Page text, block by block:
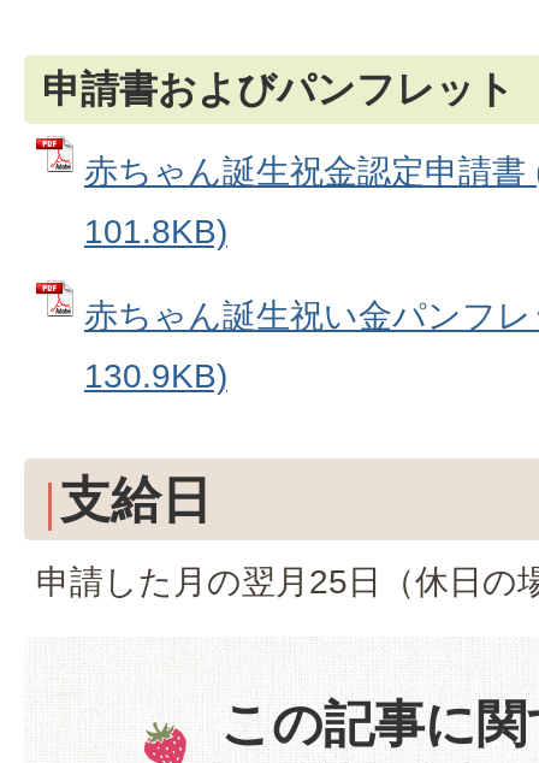
申請書およびパンフレット
赤ちゃん誕生祝金認定申請
101.8KB)
赤ちゃん誕生祝い金パンフ
130.9KB)
支給日
申請した月の翌月25日（休日の
この記事に